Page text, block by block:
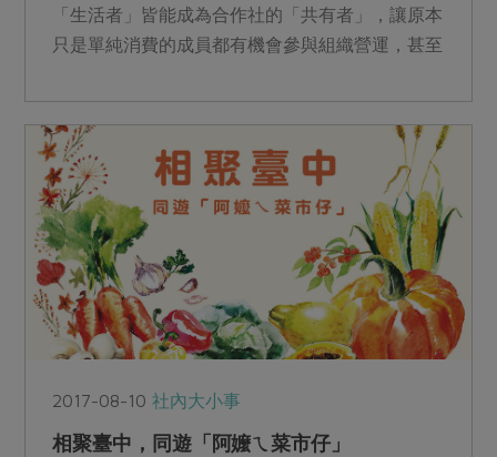
「生活者」皆能成為合作社的「共有者」，讓原本
只是單純消費的成員都有機會參與組織營運，甚至
2017-08-10社內大小事
相聚臺中，同遊「阿嬤ㄟ菜市仔」